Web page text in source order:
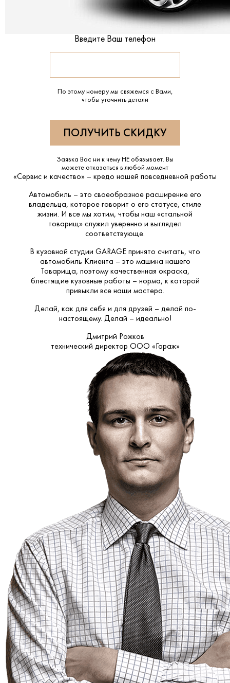
Введите Ваш телефон
По этому номеру мы свяжемся с Вами,
чтобы уточнить детали
Заявка Вас ни к чему НЕ обязывает. Вы
можете отказаться в любой момент
«Сервис и качество» – кредо нашей повседневной работы
Автомобиль – это своеобразное расширение его
владельца, которое говорит о его статусе, стиле
жизни. И все мы хотим, чтобы наш «стальной
товарищ» служил уверенно и выглядел
соответствующе.
В кузовной студии GARAGE принято считать, что
автомобиль Клиента – это машина нашего
Товарища, поэтому качественная окраска,
блестящие кузовные работы – норма, к которой
привыкли все наши мастера.
Делай, как для себя и для друзей – делай по-
настоящему. Делай – идеально!
Дмитрий Рожков
технический директор ООО «Гараж»